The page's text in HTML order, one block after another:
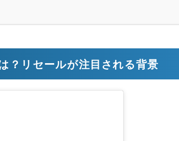
？リセールが注目される背景